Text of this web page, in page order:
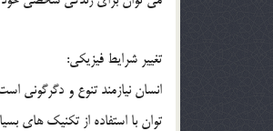
تغيير شرايط فيزيكي:
انسان نيازمند تنوع و دگرگوني
توان با استفاده از تكنيك هاي